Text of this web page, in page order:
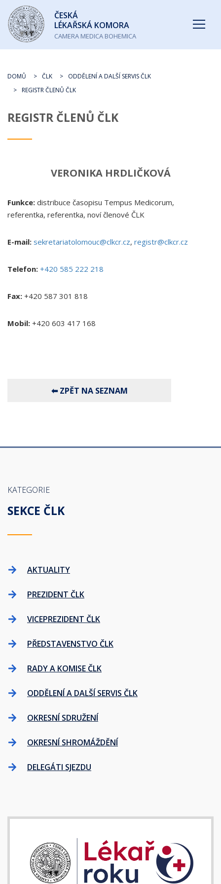
Česká
lékařská
komora
ČESKÁ
LÉKAŘSKÁ KOMORA
CAMERA MEDICA BOHEMICA
DOMŮ ČLK
ODDĚLENÍ A DALŠÍ SERVIS ČLK
REGISTR ČLENŮ ČLK
REGISTR ČLENŮ ČLK
VERONIKA HRDLIČKOVÁ
Funkce: distribuce časopisu Tempus Medicorum
referentka referentka, noví členové ČLK
E-mail: sekretariatolomouc@clkcr.cz, registr@clkcr.cz
Telefon: +420 585 222 218
Fax: +420 587 301 818
Mobil: +420 603 417 168
KATEGORIE
SEKCE ČLK
AKTUALITY
PREZIDENT ČLK
VICEPREZIDENT ČLK
PŘEDSTAVENSTVO ČLK
RADY A KOMISE ČLK
ODDĚLENÍ A DALŠÍ SERVIS ČLK
OKRESNÍ SDRUŽENÍ
OKRESNÍ SHROMÁŽDĚNÍ
DELEGÁTI SJEZDU